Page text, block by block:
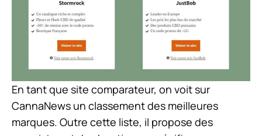
En tant que site comparateur, on voit sur
CannaNews un classement des meilleures
marques. Outre cette liste, il propose des